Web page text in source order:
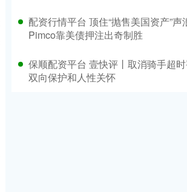
配资行情平台 顶住“抛售美国资产”声
Pimco靠美债押注出奇制胜
保顺配资平台 壹快评丨取消骑手超
双向保护和人性关怀